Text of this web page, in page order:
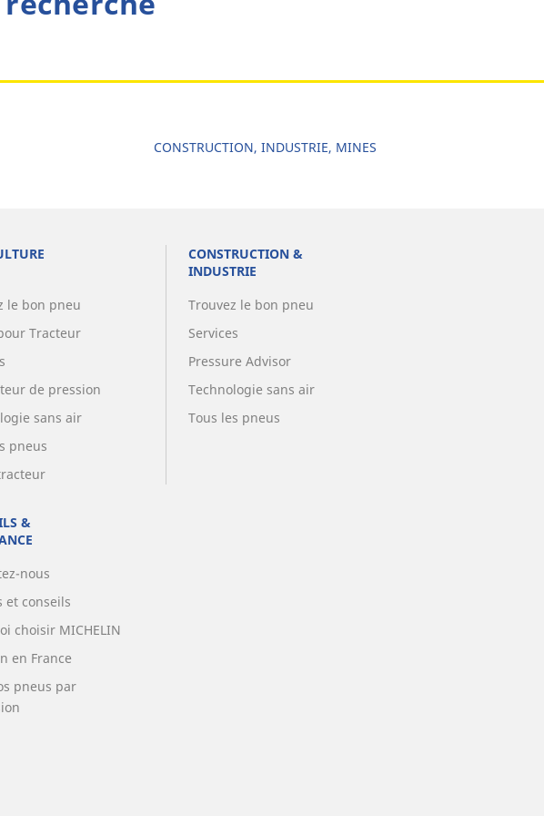
CONSTRUCTION, INDUSTRIE, MINES
le bon pneu
Tracteur
de pression
sans air
pneus
CONSTRUCTION &
INDUSTRIE
Trouvez le bon pneu
Services
Pressure Advisor
Technologie sans air
Tous les pneus
&
nous
et conseils
choisir MICHELIN
en France
pneus par